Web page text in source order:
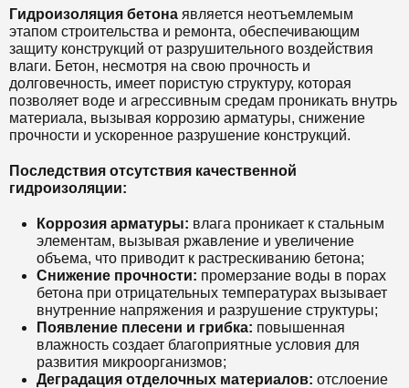
Гидроизоляция бетона является неотъемлемым
этапом строительства и ремонта, обеспечивающим
защиту конструкций от разрушительного воздействия
влаги. Бетон, несмотря на свою прочность и
долговечность, имеет пористую структуру, которая
позволяет воде и агрессивным средам проникать внутрь
материала, вызывая коррозию арматуры, снижение
прочности и ускоренное разрушение конструкций.
Последствия отсутствия качественной
гидроизоляции:
Коррозия арматуры: влага проникает к стальным
элементам, вызывая ржавление и увеличение
объема, что приводит к растрескиванию бетона;
Снижение прочности: промерзание воды в порах
бетона при отрицательных температурах вызывает
внутренние напряжения и разрушение структуры;
Появление плесени и грибка: повышенная
влажность создает благоприятные условия для
развития микроорганизмов;
Деградация отделочных материалов: отслоение